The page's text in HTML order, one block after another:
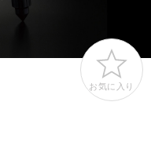
お気に入り